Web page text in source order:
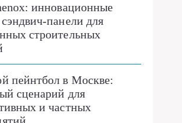
инновационные
панели для
строительных
пейнтбол в Москве:
сценарий для
и частных